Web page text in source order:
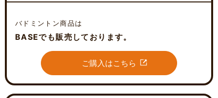
バドミントン商品は
BASEでも販売しております。
ご購入はこちら